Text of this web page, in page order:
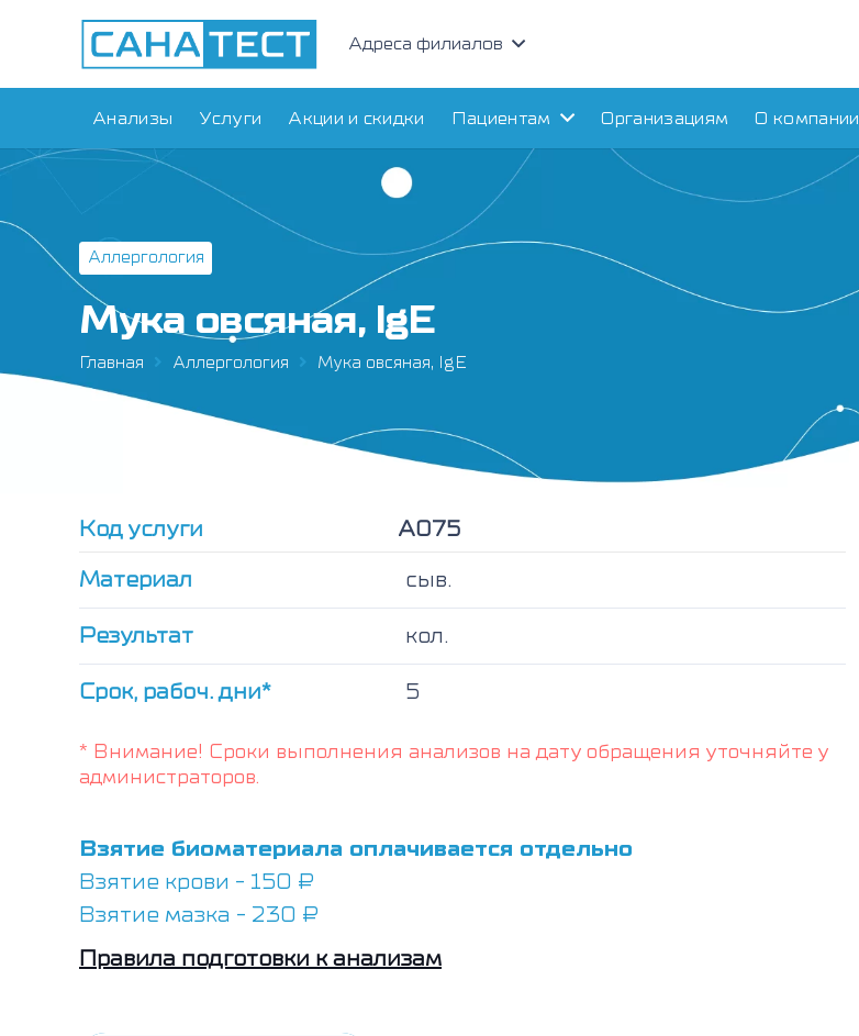
Адреса филиалов
Анализы Услуги Акции и скидки Пациентам Организациям О компании
Аллергология
Мука овсяная, IgE
Главная Аллергология Мука овсяная, IgE
Код услуги
А075
Материал
сыв.
Результат кол.
Срок, рабоч. дни* 5
* Внимание! Сроки выполнения анализов на дату обращения уточняйте у
администраторов.
Взятие биоматериала оплачивается отдельно
Взятие крови - 150 ₽
Взятие мазка - 230 ₽
Правила подготовки к анализам